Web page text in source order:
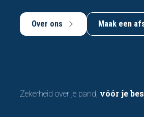
Over ons Maak een
Zekerheid over je pand, vóór je